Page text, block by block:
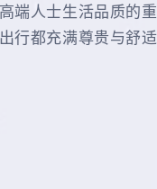
人士生活品质的
都充满尊贵与舒适